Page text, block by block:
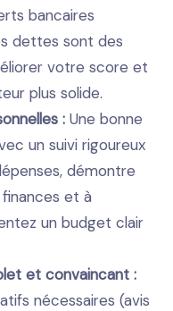
bancaires
dettes sont des
votre score et
plus solide.
: Une bonne
un suivi rigoureux
démontre
et à
un budget clair
et convaincant :
nécessaires (avis